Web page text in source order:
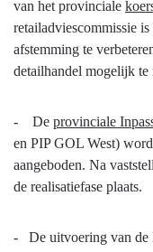
van het provinciale
retailadviescommissie
afstemming te
detailhandel mogelijk te
- De provinciale
en PIP GOL West)
aangeboden. Na
de realisatiefase plaats.
- De uitvoering van de